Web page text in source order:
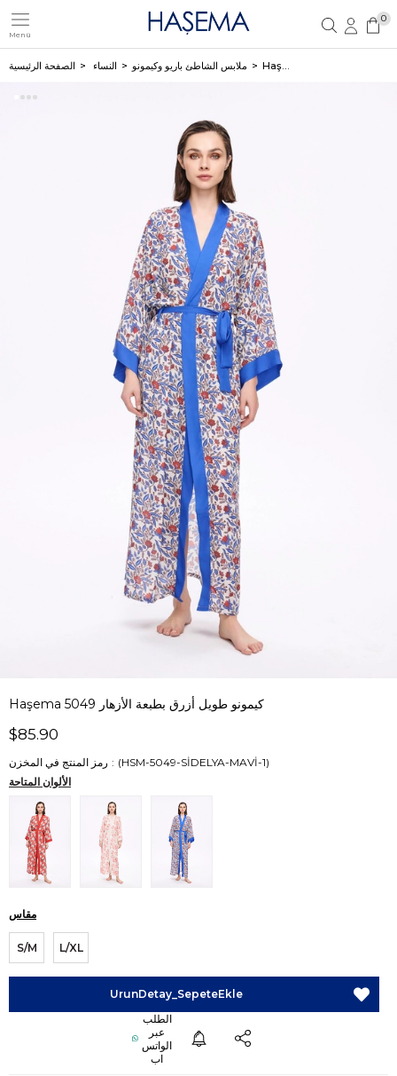
Menü
تسجيل دخول العضو تسجيل مستخدم جديد
0
الصفحة الرئيسية النساء ملابس الشاطئ باريو وكيمونو Haşema كيمونو طويل أزرق بطبعة الأزهار 5049
Haşema كيمونو طويل أزرق بطبعة الأزهار 5049
$85.90
رمز المنتج في المخزن
(HSM-5049-SİDELYA-MAVİ-1)
الألوان المتاحة
مقاس
S/M L/XL